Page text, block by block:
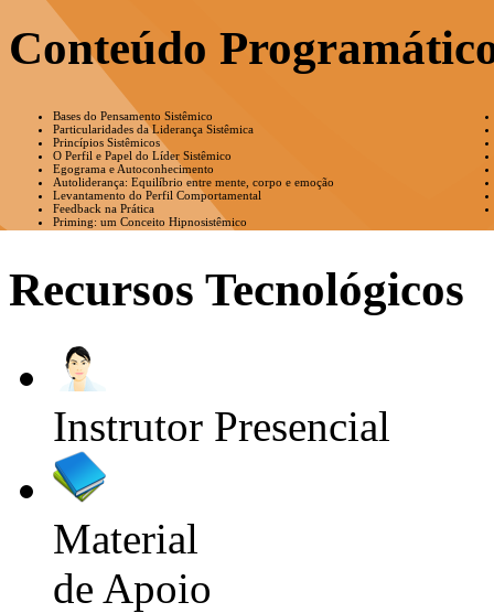
Conteúdo
Bases do Pensamento Sistêmico
Particularidades da Liderança Sistêmica
Princípios Sistêmicos
O Perfil e Papel do Líder Sistêmico
Egograma e Autoconhecimento
Autoliderança: Equilíbrio entre mente, corpo e emoção
Levantamento do Perfil Comportamental
Feedback na Prática
Priming: um Conceito Hipnosistêmico
Recursos Tecnológicos
Instrutor Presencial
Material
de Apoio